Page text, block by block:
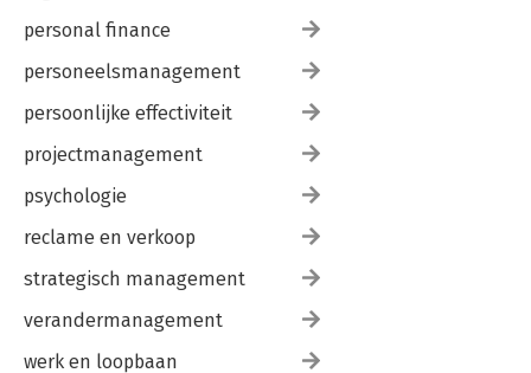
personal finance
personeelsmanagement
persoonlijke effectiviteit
projectmanagement
psychologie
reclame en verkoop
strategisch management
verandermanagement
werk en loopbaan